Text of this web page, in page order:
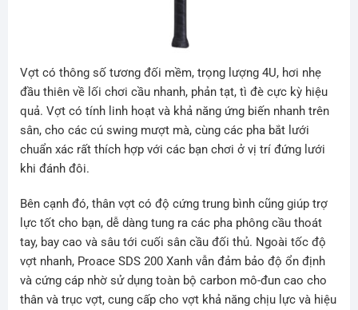
Vợt có thông số tương đối mềm, trọng lượng 4U, hơi nhẹ
đầu thiên về lối chơi cầu nhanh, phản tạt, tì đè cực kỳ hiệu
quả. Vợt có tính linh hoạt và khả năng ứng biến nhanh trên
sân, cho các cú swing mượt mà, cùng các pha bắt lưới
chuẩn xác rất thích hợp với các bạn chơi ở vị trí đứng lưới
khi đánh đôi.
Bên cạnh đó, thân vợt có độ cứng trung bình cũng giúp trợ
lực tốt cho bạn, dễ dàng tung ra các pha phông cầu thoát
tay, bay cao và sâu tới cuối sân cầu đối thủ. Ngoài tốc độ
vợt nhanh, Proace SDS 200 Xanh vẫn đảm bảo độ ổn định
và cứng cáp nhờ sử dụng toàn bộ carbon mô-đun cao cho
thân và trục vợt, cung cấp cho vợt khả năng chịu lực và hiệu